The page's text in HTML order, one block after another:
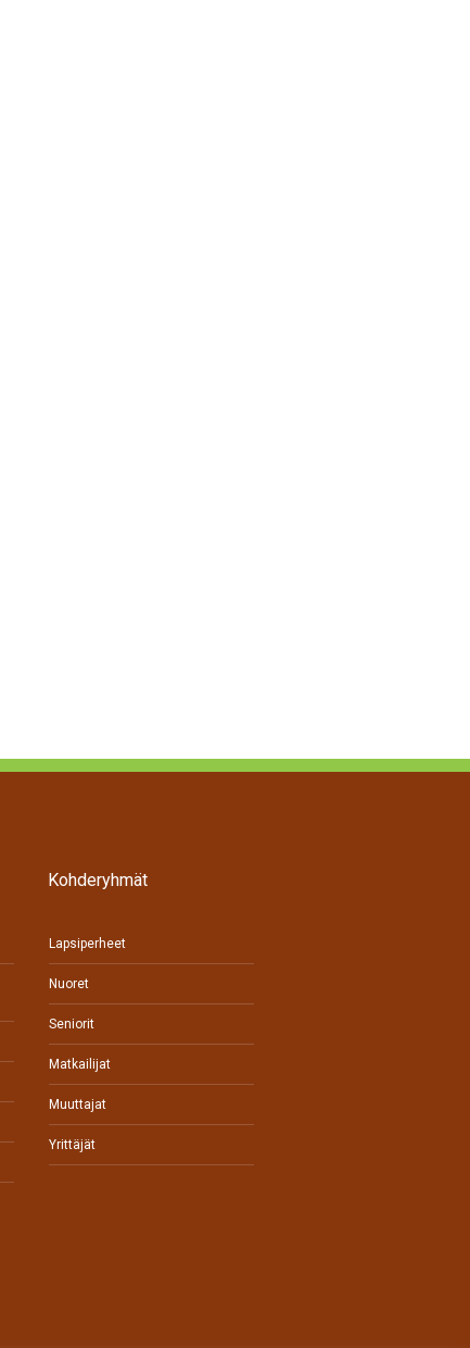
Kohderyhmät
Lapsiperheet
Nuoret
Seniorit
Matkailijat
Muuttajat
Yrittäjät